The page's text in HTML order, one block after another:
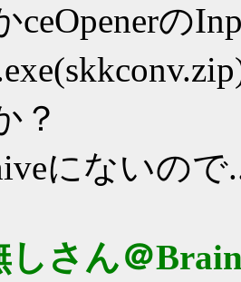
ceOpenerの
？
にないので
しさん＠